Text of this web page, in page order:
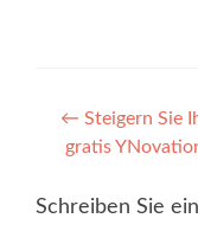
Post
navigation
← Steigern Sie
gratis
Schreiben Sie